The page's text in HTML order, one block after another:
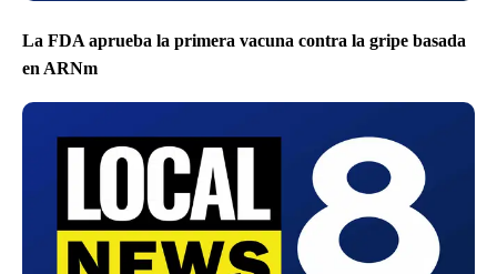
La FDA aprueba la primera vacuna contra la gripe basada
en ARNm